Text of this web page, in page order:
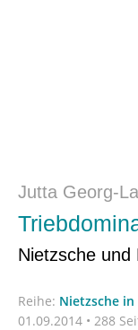
Jutta Georg-
Nietzsche und
Reihe: Nietzsche
01.09.2014 • 288